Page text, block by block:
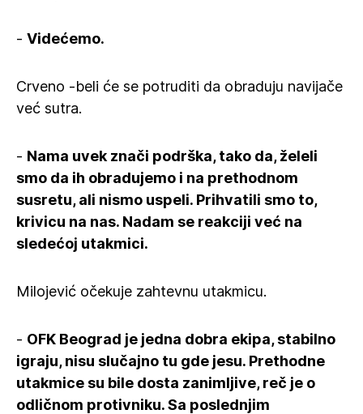
- Videćemo.
Crveno -beli će se potruditi da obraduju navijače
već sutra.
- Nama uvek znači podrška, tako da, želeli
smo da ih obradujemo i na prethodnom
susretu, ali nismo uspeli. Prihvatili smo to,
krivicu na nas. Nadam se reakciji već na
sledećoj utakmici.
Milojević očekuje zahtevnu utakmicu.
- OFK Beograd je jedna dobra ekipa, stabilno
igraju, nisu slučajno tu gde jesu. Prethodne
utakmice su bile dosta zanimljive, reč je o
odličnom protivniku. Sa poslednjim